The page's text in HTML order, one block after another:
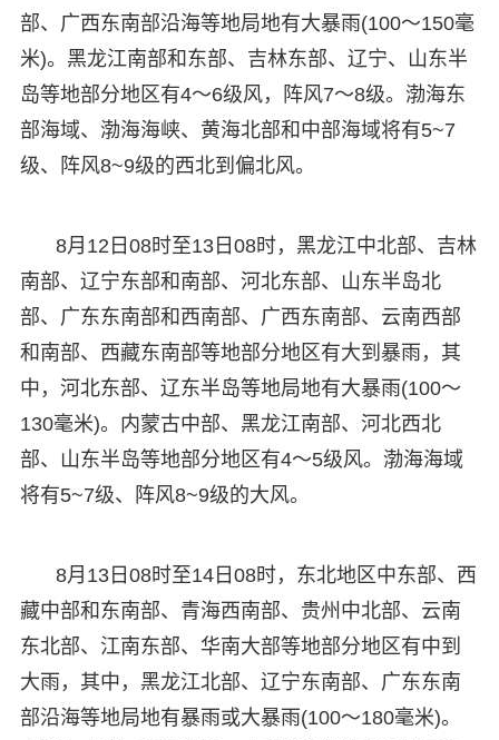
部、广西东南部沿海等地局地有大暴雨(100～150毫
米)。黑龙江南部和东部、吉林东部、辽宁、山东半
岛等地部分地区有4～6级风，阵风7～8级。渤海东
部海域、渤海海峡、黄海北部和中部海域将有5~7
级、阵风8~9级的西北到偏北风。
8月12日08时至13日08时，黑龙江中北部、吉林
南部、辽宁东部和南部、河北东部、山东半岛北
部、广东东南部和西南部、广西东南部、云南西部
和南部、西藏东南部等地部分地区有大到暴雨，其
中，河北东部、辽东半岛等地局地有大暴雨(100～
130毫米)。内蒙古中部、黑龙江南部、河北西北
部、山东半岛等地部分地区有4～5级风。渤海海域
将有5~7级、阵风8~9级的大风。
8月13日08时至14日08时，东北地区中东部、西
藏中部和东南部、青海西南部、贵州中北部、云南
东北部、江南东部、华南大部等地部分地区有中到
大雨，其中，黑龙江北部、辽宁东南部、广东东南
部沿海等地局地有暴雨或大暴雨(100～180毫米)。